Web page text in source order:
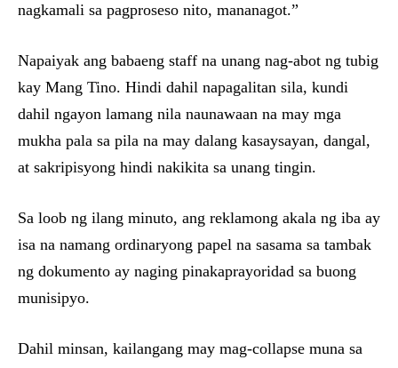
nagkamali sa pagproseso nito, mananagot.”
Napaiyak ang babaeng staff na unang nag-abot ng tubig
kay Mang Tino. Hindi dahil napagalitan sila, kundi
dahil ngayon lamang nila naunawaan na may mga
mukha pala sa pila na may dalang kasaysayan, dangal,
at sakripisyong hindi nakikita sa unang tingin.
Sa loob ng ilang minuto, ang reklamong akala ng iba ay
isa na namang ordinaryong papel na sasama sa tambak
ng dokumento ay naging pinakaprayoridad sa buong
munisipyo.
Dahil minsan, kailangang may mag-collapse muna sa